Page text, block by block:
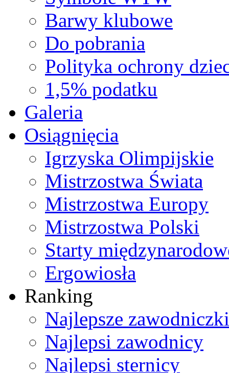
Barwy klubowe
Do pobrania
Polityka ochrony
1,5% podatku
Galeria
Osiągnięcia
Igrzyska Olimpijskie
Mistrzostwa Świata
Mistrzostwa Europy
Mistrzostwa Polski
Starty
Ergowiosła
Ranking
Najlepsze zawodniczki
Najlepsi zawodnicy
Najlepsi sternicy